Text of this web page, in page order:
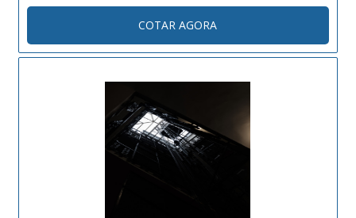
altura de elevação customizável. Dotados de sistemas de
segurança como sensores de carga, travas automáticas e
proteções contra quedas. Projetos sob medida conforme
normas técnicas vigentes (NR12, NBRs específicas).
COTAR AGORA